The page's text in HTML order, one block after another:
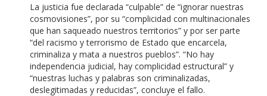
La justicia fue declarada “culpable” de “ignorar nuestras
cosmovisiones”, por su “complicidad con multinacionales
que han saqueado nuestros territorios” y por ser parte
“del racismo y terrorismo de Estado que encarcela,
criminaliza y mata a nuestros pueblos”. “No hay
independencia judicial, hay complicidad estructural” y
“nuestras luchas y palabras son criminalizadas,
deslegitimadas y reducidas”, concluye el fallo.